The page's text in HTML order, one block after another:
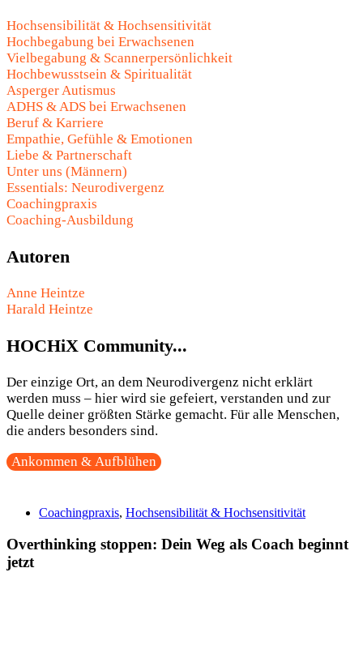
Hochsensibilität & Hochsensitivität
Hochbegabung bei Erwachsenen
Vielbegabung & Scannerpersönlichkeit
Hochbewusstsein & Spiritualität
Asperger Autismus
ADHS & ADS bei Erwachsenen
Beruf & Karriere
Empathie, Gefühle & Emotionen
Liebe & Partnerschaft
Unter uns (Männern)
Essentials: Neurodivergenz
Coachingpraxis
Coaching-Ausbildung
Autoren
Anne Heintze
Harald Heintze
HOCHiX Community...
Der einzige Ort, an dem Neurodivergenz nicht erklärt
werden muss – hier wird sie gefeiert, verstanden und zur
Quelle deiner größten Stärke gemacht. Für alle Menschen,
die anders besonders sind.
Ankommen & Aufblühen
Coachingpraxis, Hochsensibilität & Hochsensitivität
Overthinking stoppen: Dein Weg als Coach beginnt
jetzt